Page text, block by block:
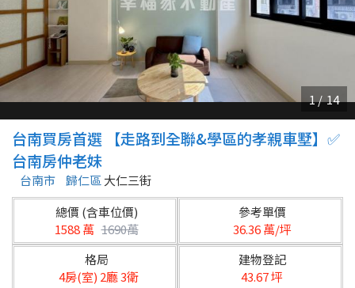
2026 台北降價好屋限量釋出
2026 新北降價好屋限量釋出
2026 台中降價好屋限量釋出
2026 台南降價好屋限量釋出
2026 高雄降價好屋限量釋出
縣市
不限
台北市
基隆市
新北市
區域
台南買房首選 【走路到全聯&學區的孝親車墅】✅
台南房仲老妹
台南市 歸仁區 大仁三街
總價 (含車位價)
1588 萬1690萬
參考單價
36.36 萬/坪
格局
4房(室) 2廳 3衛
建物登記
43.67 坪